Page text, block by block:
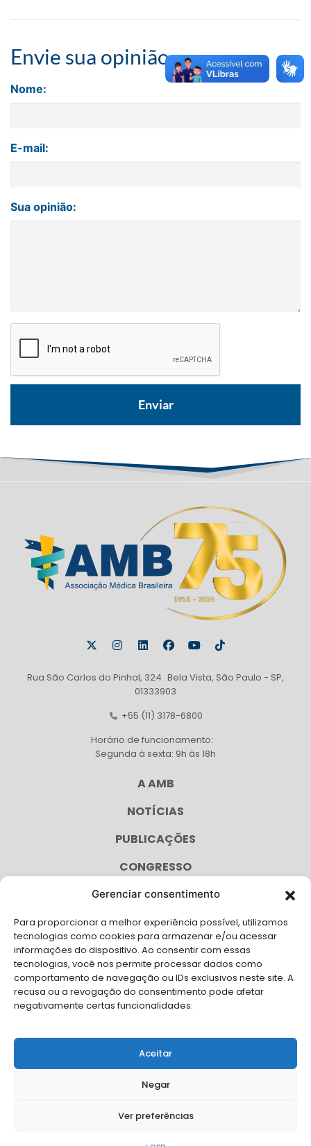
Gerenciar consentimento
Para proporcionar a melhor experiência possível, utilizamos
tecnologias como cookies para armazenar e/ou acessar
informações do dispositivo. Ao consentir com essas
tecnologias, você nos permite processar dados como
comportamento de navegação ou IDs exclusivos neste site. A
recusa ou a revogação do consentimento pode afetar
negativamente certas funcionalidades.
Aceitar
Negar
Ver preferências
Envie sua opinião
Nome:
E-mail:
Sua opinião:
Rua São Carlos do Pinhal, 324 Bela Vista, São Paulo - SP,
01333903
+55 (11) 3178-6800
Horário de funcionamento:
Segunda à sexta: 9h às 18h
A AMB
NOTÍCIAS
PUBLICAÇÕES
CONGRESSO
AGENDA
CAMPANHAS
SERVIÇOS
FILIADAS
LGPD
FALE CONOSCO
Solicite Apoio Institucional da AMB para o seu evento